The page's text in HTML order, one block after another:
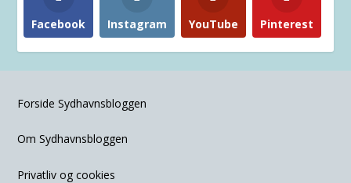
Facebook Instagram YouTube Pinterest
Forside Sydhavnsbloggen
Om Sydhavnsbloggen
Privatliv og cookies